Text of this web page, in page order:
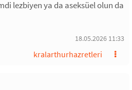
lezbiyen ya da aseksüel olun da
18.05.2026 11:33
kralarthurhazretleri